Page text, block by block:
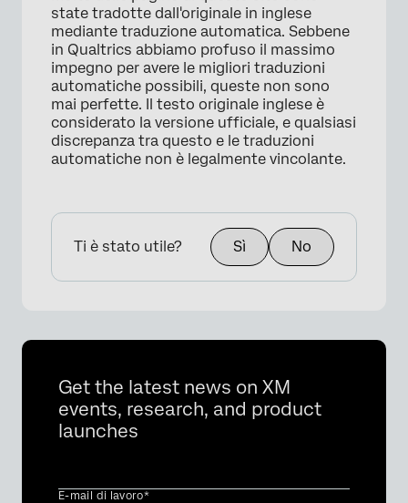
state tradotte dall'originale in inglese
mediante traduzione automatica. Sebbene
in Qualtrics abbiamo profuso il massimo
impegno per avere le migliori traduzioni
automatiche possibili, queste non sono
mai perfette. Il testo originale inglese è
considerato la versione ufficiale, e qualsiasi
discrepanza tra questo e le traduzioni
automatiche non è legalmente vincolante.
Ti è stato utile? Sì No
Get the latest news on XM
events, research, and product
launches
E-mail di lavoro*